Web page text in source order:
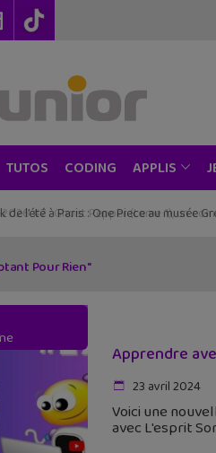
TUTOS CODING APPLIS
l’été à Paris : One Piece au musée
Pour Rien"
Apprendre
23 avril 2024
Voici une
avec L'esprit